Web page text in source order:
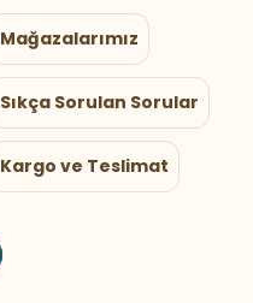
Mağazalarımız
Sıkça Sorulan Sorular
Kargo ve Teslimat